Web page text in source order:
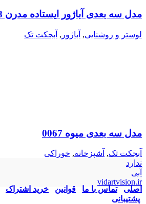
مدل سه بعدی آباژور ایستاده مدرن 128
لوستر و روشنایی, آباژور , آبجکت تک
مدل سه بعدی میوه 0067
آبجکت تک, آشپزخانه, خوراکی
ندارد
آبی
vidartvision.ir
اصلی
تماس با ما قوانین خرید اشتراک
پشتیبانی